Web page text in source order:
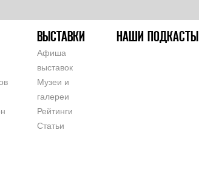
ВЫСТАВКИ
Афиша
выставок
Музеи и
галереи
Рейтинги
Статьи
НАШИ ПОДКАСТЫ